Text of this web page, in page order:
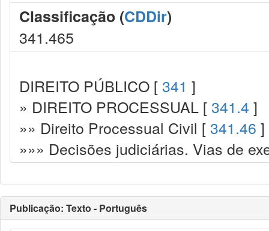
Classificação (CDDir)
341.465
DIREITO PÚBLICO [ 341 ]
» DIREITO PROCESSUAL [ 341.4 ]
»» Direito Processual Civil [ 341.46 ]
»»» Decisões judiciárias. Vias de
Publicação: Texto - Português